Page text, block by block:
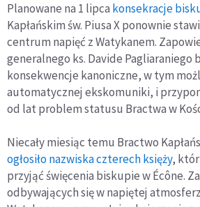
Planowane na 1 lipca konsekracje
Kapłańskim św. Piusa X ponownie
centrum napięć z Watykanem.
generalnego ks. Davide Pagliaraniego
konsekwencje kanoniczne, w tym
automatycznej ekskomuniki, i
od lat problem statusu Bractwa w
Niecały miesiąc temu Bractwo
ogłosiło nazwiska czterech księży,
przyjąć święcenia biskupie w Écône.
odbywających się w napiętej